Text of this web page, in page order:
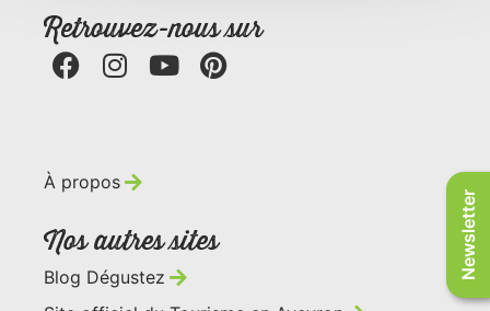
Retrouvez-nous sur
À propos
Nos autres sites
Blog Dégustez
Newsletter